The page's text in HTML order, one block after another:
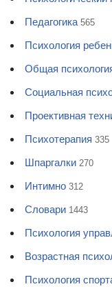
Педагогика 565
Психология
Общая
Социальная
Проективная
Психотерапия 335
Шпаргалки 270
Интимно 312
Словари 1443
Психология
Возрастная
Психология